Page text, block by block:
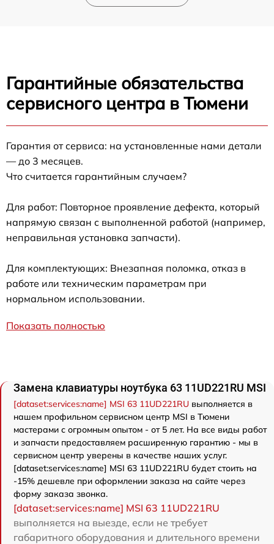
Гарантийные обязательства
сервисного центра в Тюмени
Гарантия от сервиса: на установленные нами детали
— до 3 месяцев.
Что считается гарантийным случаем?
Для работ: Повторное проявление дефекта, который
напрямую связан с выполненной работой (например,
неправильная установка запчасти).
Для комплектующих: Внезапная поломка, отказ в
работе или техническим параметрам при
нормальном использовании.
Показать полностью
Замена клавиатуры ноутбука 63 11UD221RU MSI
[dataset:services:name] MSI 63 11UD221RU выполняется в
нашем профильном сервисном центр MSI в Тюмени
мастерами с огромным опытом - от 5 лет. На все виды работ
и запчасти предоставляем расширенную гарантию - мы в
сервисном центр уверены в качестве наших услуг.
[dataset:services:name] MSI 63 11UD221RU будет стоить на
-15% дешевле при оформлении заказа на сайте через
форму заказа звонка.
[dataset:services:name] MSI 63 11UD221RU
выполняется на выезде, если не требует
габаритного оборудования и длительного времени